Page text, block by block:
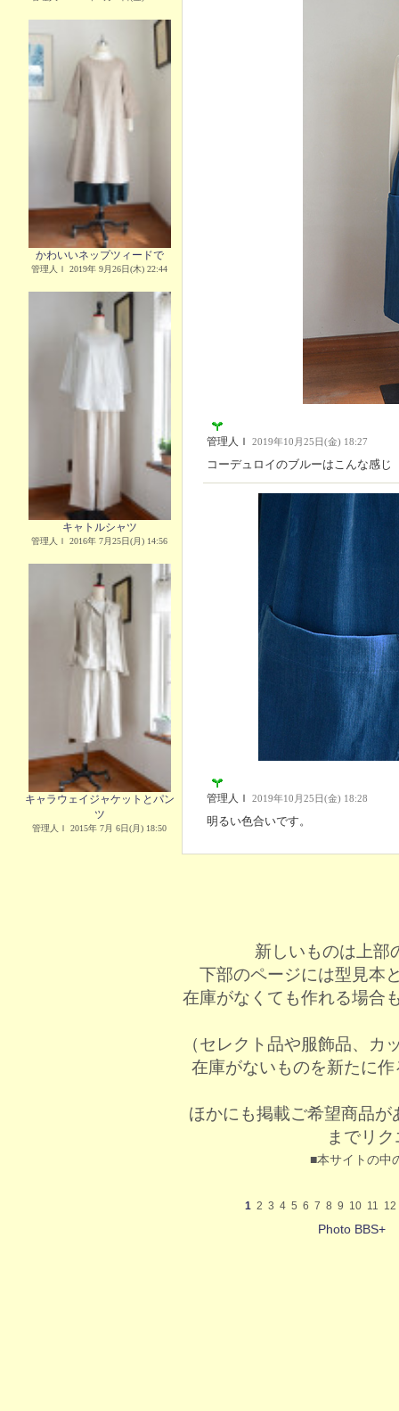
かわいいネップツィードで
管理人Ｉ 2019年 9月26日(木) 22:44
キャトルシャツ
管理人Ｉ 2016年 7月25日(月) 14:56
キャラウェイジャケットとパン
ツ
管理人Ｉ 2015年 7月 6日(月) 18:50
管理人Ｉ 2019年10月25日(金) 18:27
コーデュロイのブルーはこんな感じ
管理人Ｉ 2019年10月25日(金) 18:28
明るい色合いです。
新しいものは上部
下部のページには型見本
在庫がなくても作れる場合
（セレクト品や服飾品、
在庫がないものを新たに
ほかにも掲載ご希望商品が
までリ
■本サイトの中
1 2 3 4 5 6 7 8 9 10 11 12
Photo BBS+